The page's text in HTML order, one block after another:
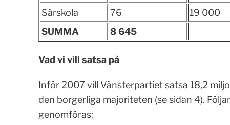
Särskola
76 19 000
SUMMA
8 645
Vad vi vill satsa på
Inför 2007 vill Vänsterpartiet satsa 18,2
den borgerliga majoriteten (se sidan 4).
genomföras: